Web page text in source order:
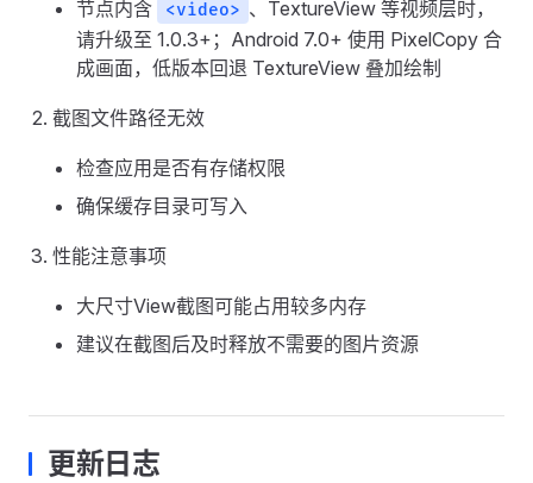
节点内含
<video> 、TextureView 等视频层时，
请升级至 1.0.3+；Android 7.0+ 使用 PixelCopy 合
成画面，低版本回退 TextureView 叠加绘制
截图文件路径无效
检查应用是否有存储权限
确保缓存目录可写入
性能注意事项
大尺寸View截图可能占用较多内存
建议在截图后及时释放不需要的图片资源
更新日志